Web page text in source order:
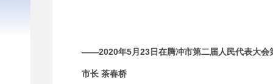
——2020年5月 23日在腾冲市第二届人民代表大会
市长 茶春桥